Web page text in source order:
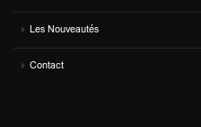
Les Nouveautés
Contact